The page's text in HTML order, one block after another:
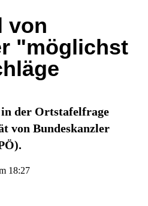
von
"möglichst
der Ortstafelfrage
von Bundeskanzler
18:27